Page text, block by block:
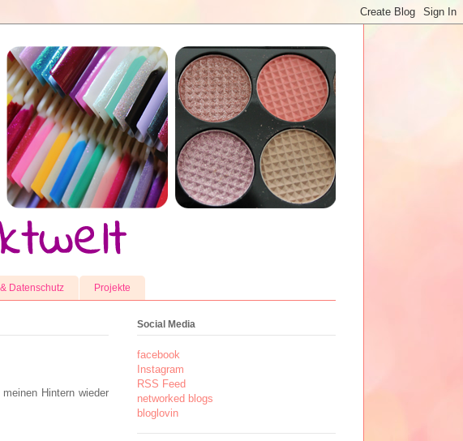
Datenschutz Projekte
Hintern wieder
Social Media
facebook
Instagram
RSS Feed
networked blogs
bloglovin